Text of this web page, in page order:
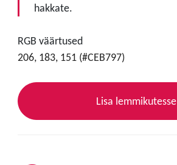
hakkate.
RGB väärtused
206, 183, 151 (#CEB797)
Lisa lemmikutesse